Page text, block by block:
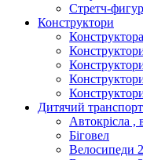
Стретч-
Конструктори
Дитячий транспорт
Автокрісла ,
Біговел
Велосипеди